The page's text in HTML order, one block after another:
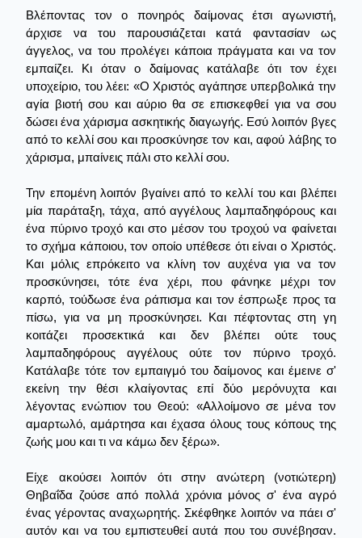
Βλέποντας τον ο πονηρός δαίμονας έτσι αγωνιστή,
άρχισε να του παρουσιάζεται κατά φαντασίαν ως
άγγελος, να του προλέγει κάποια πράγματα και να τον
εμπαίζει. Κι όταν ο δαίμονας κατάλαβε ότι τον έχει
υποχείριο, του λέει: «Ο Χριστός αγάπησε υπερβολικά την
αγία βιοτή σου και αύριο θα σε επισκεφθεί για να σου
δώσει ένα χάρισμα ασκητικής διαγωγής. Εσύ λοιπόν βγες
από το κελλί σου και προσκύνησε τον και, αφού λάβης το
χάρισμα, μπαίνεις πάλι στο κελλί σου.
Την επομένη λοιπόν βγαίνει από το κελλί του και βλέπει
μία παράταξη, τάχα, από αγγέλους λαμπαδηφόρους και
ένα πύρινο τροχό και στο μέσον του τροχού να φαίνεται
το σχήμα κάποιου, τον οποίο υπέθεσε ότι είναι ο Χριστός.
Και μόλις επρόκειτο να κλίνη τον αυχένα για να τον
προσκύνησει, τότε ένα χέρι, που φάνηκε μέχρι τον
καρπό, τούδωσε ένα ράπισμα και τον έσπρωξε προς τα
πίσω, για να μη προσκύνησει. Και πέφτοντας στη γη
κοιτάζει προσεκτικά και δεν βλέπει ούτε τους
λαμπαδηφόρους αγγέλους ούτε τον πύρινο τροχό.
Κατάλαβε τότε τον εμπαιγμό του δαίμονος και έμεινε σ'
εκείνη την θέσι κλαίγοντας επί δύο μερόνυχτα και
λέγοντας ενώπιον του Θεού: «Αλλοίμονο σε μένα τον
αμαρτωλό, αμάρτησα και έχασα όλους τους κόπους της
ζωής μου και τι να κάμω δεν ξέρω».
Είχε ακούσει λοιπόν ότι στην ανώτερη (νοτιώτερη)
Θηβαΐδα ζούσε από πολλά χρόνια μόνος σ' ένα αγρό
ένας γέροντας αναχωρητής. Σκέφθηκε λοιπόν να πάει σ'
αυτόν και να του εμπιστευθεί αυτά που του συνέβησαν.